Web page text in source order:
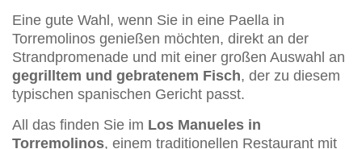
Eine gute Wahl, wenn Sie in eine Paella in
Torremolinos genießen möchten, direkt an der
Strandpromenade und mit einer großen Auswahl an
gegrilltem und gebratenem Fisch, der zu diesem
typischen spanischen Gericht passt.
All das finden Sie im Los Manueles in
Torremolinos, einem traditionellen Restaurant mit